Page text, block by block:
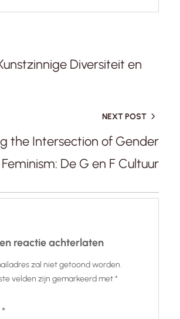
Diversiteit en
NEXT POST
the Intersection of Gender
De G en F Cultuur
reactie achterlaten
zal niet getoond worden.
velden zijn gemarkeerd met*
*